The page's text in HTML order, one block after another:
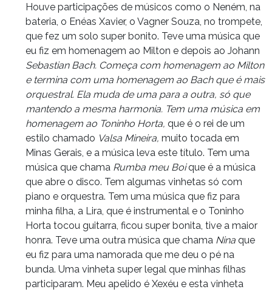
Houve participações de músicos como o Neném, na
bateria, o Enéas Xavier, o Vagner Souza, no trompete,
que fez um solo super bonito. Teve uma música que
eu fiz em homenagem ao Milton e depois ao Johann
Sebastian Bach. Começa com homenagem ao Milton
e termina com uma homenagem ao Bach que é mais
orquestral. Ela muda de uma para a outra, só que
mantendo a mesma harmonia. Tem uma música em
homenagem ao Toninho Horta, que é o rei de um
estilo chamado Valsa Mineira, muito tocada em
Minas Gerais, e a música leva este título. Tem uma
música que chama Rumba meu Boique é a música
que abre o disco. Tem algumas vinhetas só com
piano e orquestra. Tem uma música que fiz para
minha filha, a Lira, que é instrumental e o Toninho
Horta tocou guitarra, ficou super bonita, tive a maior
honra. Teve uma outra música que chama Nina que
eu fiz para uma namorada que me deu o pé na
bunda. Uma vinheta super legal que minhas filhas
participaram. Meu apelido é Xexéu e esta vinheta